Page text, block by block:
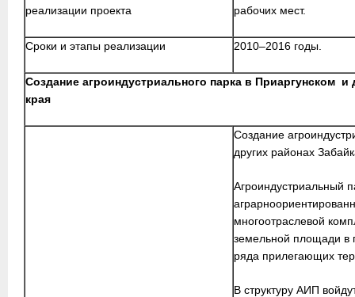
реализации проекта
рабочих мест.
Сроки и этапы реализации 2010–2016 годы.
Создание агроиндустриального парка в Приаргунском и
края
Создание
других районах
Агроиндустриальный
многоотраслевой
земельной площади в
ряда прилегающих
В структуру АИП